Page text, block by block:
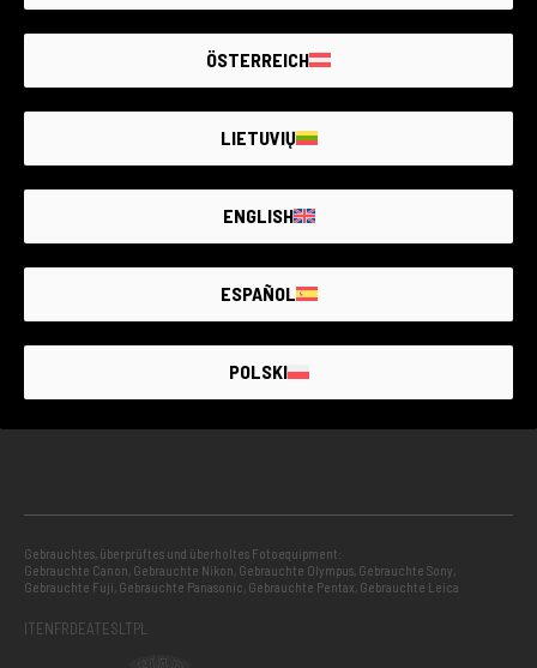
DER GRÖSSTE MARKT FÜR
GEBRAUCHTEFOTOGERÄTE MIT
BIS ZU 4 JAHRENGARANTIE
GEBRAUCHTWARE MIT GARANTIE
PROJEKTE
Gebrauchtes, überprüftes und überholtes Fotoequipment:
Gebrauchte Canon, Gebrauchte Nikon, Gebrauchte Olympus, Gebrauchte Sony,
Gebrauchte Fuji, Gebrauchte Panasonic, Gebrauchte Pentax, Gebrauchte Leica
ITENFRDEATESLTPL
ÖSTERREICH
LIETUVIŲ
ENGLISH
ESPAÑOL
POLSKI